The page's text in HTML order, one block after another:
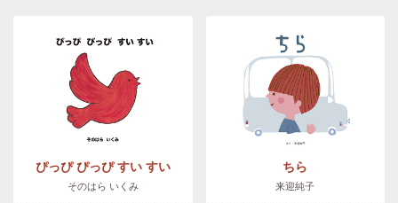
ぴっぴ ぴっぴ すい すい
そのはら いくみ
ちら
来迎純子